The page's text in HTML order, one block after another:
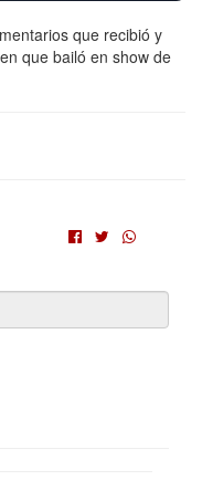
que recibió y
que bailó en show de